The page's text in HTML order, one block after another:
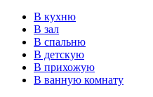
В кухню
В зал
В спальню
В детскую
В прихожую
В ванную комнату